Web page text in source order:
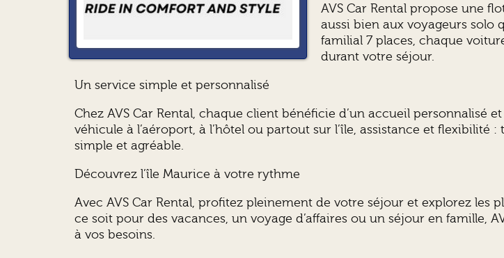
AVS Car Rental propose une
aussi bien aux voyageurs solo
familial 7 places, chaque
durant votre séjour.
Un service simple et personnalisé
Chez AVS Car Rental, chaque client bénéficie d’un accueil personnalisé
véhicule à l’aéroport, à l’hôtel ou partout sur l’île, assistance et
simple et agréable.
Découvrez l’île Maurice à votre rythme
Avec AVS Car Rental, profitez pleinement de votre séjour et explorez les
ce soit pour des vacances, un voyage d’affaires ou un séjour en famille,
à vos besoins.